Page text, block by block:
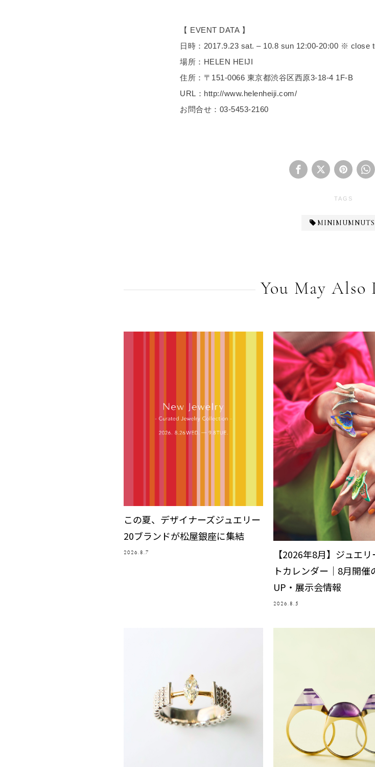
【 EVENT DATA 】
日時：2017.9.23 sat. – 10.8 sun 12:00-20:00 ※ close
場所：HELEN HEIJI
住所：〒151-0066 東京都渋谷区西原3-18-4 1F-B
URL：http://www.helenheiji.com/
お問合せ：03-5453-2160
TAGS
MINIMUMNUTS
You May Also
この夏、デザイナーズジュエリー
20ブランドが松屋銀座に集結
2026.8.7
【2026年8月】ジュエ
トカレンダー｜8月開催
UP・展示会情報
2026.8.5